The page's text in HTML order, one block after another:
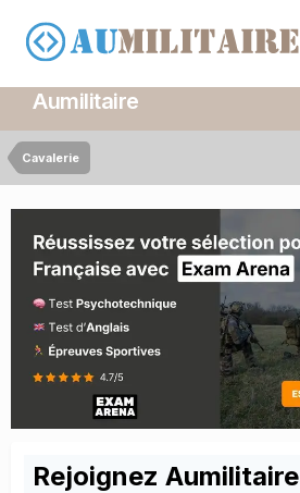
Aumilitaire
Cavalerie
Rejoignez Aumilitaire